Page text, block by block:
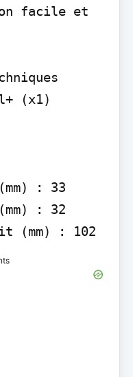
facile et
(x1)
: 33
: 32
(mm) : 102